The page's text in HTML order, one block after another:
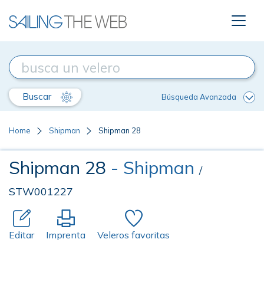
Buscar Búsqueda Avanzada
Home Shipman Shipman 28
Shipman 28 - Shipman /
STW001227
Editar Imprenta Veleros favoritas